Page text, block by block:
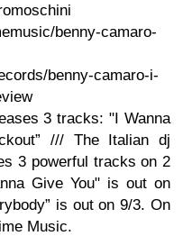
benny-camaro-
benny-camaro-i-
3 tracks: "I Wanna
/// The Italian dj
3 powerful tracks on 2
Give You" is out on
is out on 9/3. On
Music.